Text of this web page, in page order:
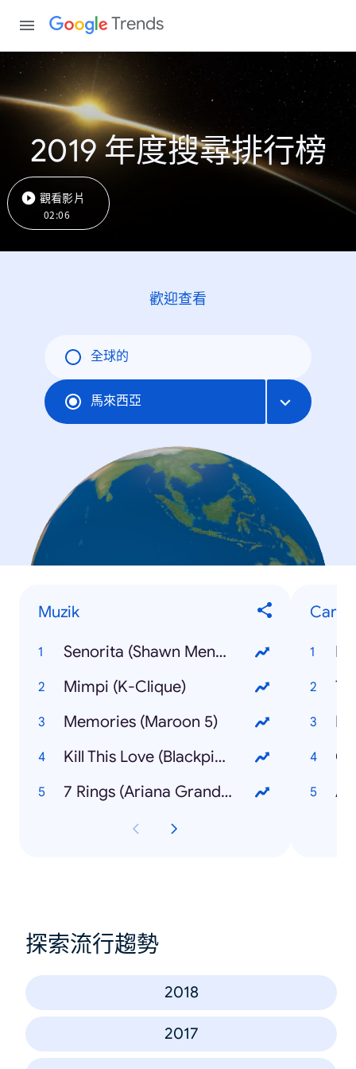
Trends
2019 年度搜尋排行榜
觀看影片
02:06
歡迎查看
全球的
馬來西亞
Muzik
Senorita (Shawn Mendes, Camilla Cabello)
Mimpi (K-Clique)
Memories (Maroon 5)
Kill This Love (Blackpink)
7 Rings (Ariana Grande)
探索流行趨勢
2018
2017